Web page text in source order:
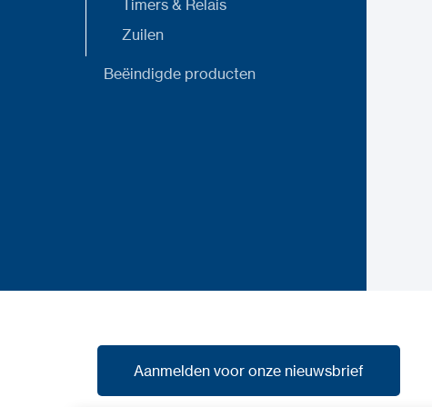
Timers & Relais
Zuilen
Beëindigde producten
Aanmelden voor onze nieuwsbrief